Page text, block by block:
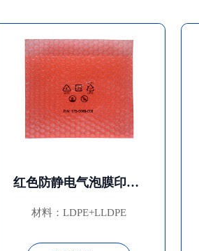
红色防静电气泡膜印刷袋
材料：LDPE+LLDPE